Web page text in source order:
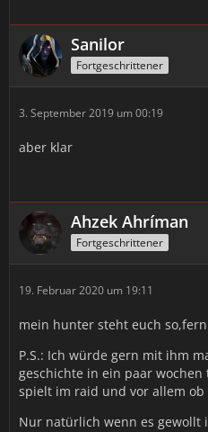
Sanilor
Fortgeschrittener
3. September 2019 um 00:19
aber klar
Ahzek Ahríman
Fortgeschrittener
19. Februar 2020 um 19:11
mein hunter steht euch
P.S.: Ich würde gern mit ihm
geschichte in ein paar
spielt im raid und vor allem ob
Nur natürlich wenn es gewollt